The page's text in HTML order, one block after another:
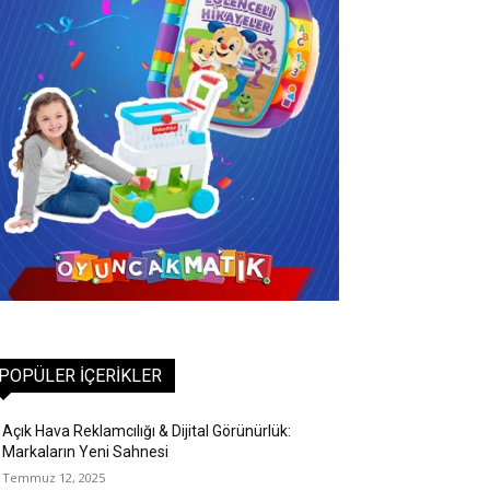
İÇERIKLER
Açık Hava Reklamcılığı & Dijital Görünürlük:
Markaların Yeni Sahnesi
Temmuz 12, 2025